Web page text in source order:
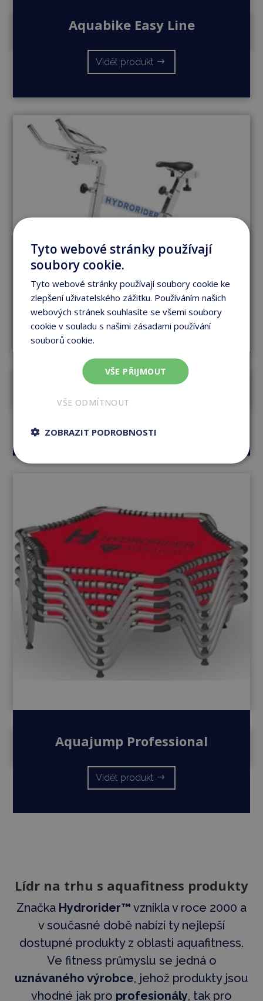
Aquabike Easy Line
Vidět produkt
Aquabike Pro Fix
Aquajump Professional
Vidět produkt
Lídr na trhu s aquafitness produkty
Značka Hydrorider™ vznikla v roce 2000 a
v současné době nabízí ty nejlepší
dostupné produkty z oblasti aquafitness.
Ve fitness průmyslu se jedná o
uznávaného výrobce, jehož produkty jsou
vhodné jak pro profesionály, tak pro
Tyto webové stránky používají
soubory cookie.
Tyto webové stránky používají soubory cookie ke
zlepšení uživatelského zážitku. Používáním našich
webových stránek souhlasíte se všemi soubory
cookie v souladu s našimi zásadami používání
souborů cookie.
VŠE PŘIJMOUT
VŠE ODMÍTNOUT
ZOBRAZIT PODROBNOSTI